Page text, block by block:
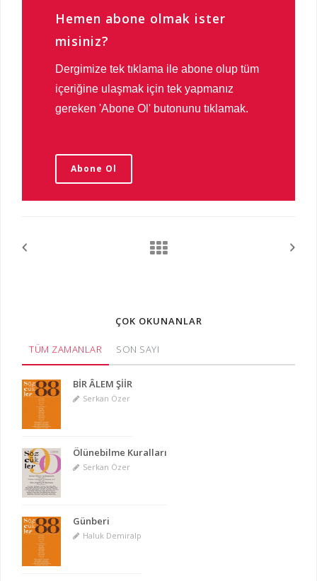
Hemen abone olmak ister
misiniz?
Dergimize tek tıklama ile abone olup tüm
içeriğine ulaşmak için tek yapmanız
gereken 'Abone Ol' butonunu tıklamak.
Abone Ol
ÇOK OKUNANLAR
TÜM ZAMANLAR SON SAYI
BİR ÂLEM ŞİİR
Serkan Özer
Ölünebilme Kuralları
Serkan Özer
Günberi
Haluk Demiralp